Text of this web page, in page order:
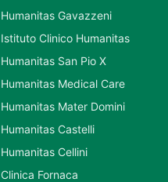
Humanitas Gavazzeni
Istituto Clinico Humanitas
Humanitas San Pio X
Humanitas Medical Care
Humanitas Mater Domini
Humanitas Castelli
Humanitas Cellini
Clinica Fornaca